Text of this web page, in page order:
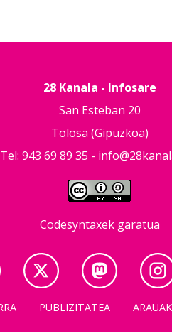
28 Kanala - Infosare
San Esteban 20
Tolosa (Gipuzkoa)
Tel: 943 69 89 35 -
Codesyntaxek garatua
PUBLIZITATEA ARAUAK